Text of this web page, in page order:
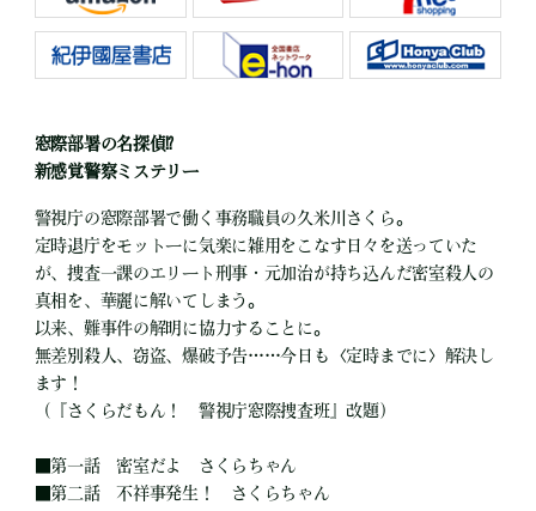
窓際部署の名探偵⁉
新感覚警察ミステリー
警視庁の窓際部署で働く事務職員の久米川さくら。
定時退庁をモットーに気楽に雑用をこなす日々を送っていた
が、捜査一課のエリート刑事・元加治が持ち込んだ密室殺人の
真相を、華麗に解いてしまう。
以来、難事件の解明に協力することに。
無差別殺人、窃盗、爆破予告……今日も〈定時までに〉解決し
ます！
（『さくらだもん！ 警視庁窓際捜査班』改題）
■第一話 密室だよ さくらちゃん
■第二話 不祥事発生！ さくらちゃん